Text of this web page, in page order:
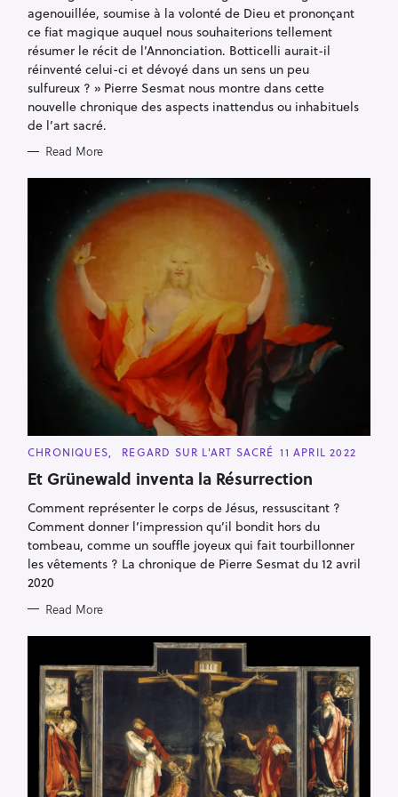
I
E
S
agenouillée, soumise à la volonté de Dieu et prononçant
ce fiat magique auquel nous souhaiterions tellement
résumer le récit de l’Annonciation. Botticelli aurait-il
réinventé celui-ci et dévoyé dans un sens un peu
sulfureux ? » Pierre Sesmat nous montre dans cette
nouvelle chronique des aspects inattendus ou inhabituels
de l’art sacré.
Read More
C
T
E
O
R
I
E
S
CHRONIQUES REGARD SUR L'ART SACRÉ 11 APRIL 2022
Et Grünewald inventa la Résurrection
Comment représenter le corps de Jésus, ressuscitant ?
Comment donner l’impression qu’il bondit hors du
tombeau, comme un souffle joyeux qui fait tourbillonner
les vêtements ? La chronique de Pierre Sesmat du 12 avril
2020
Read More